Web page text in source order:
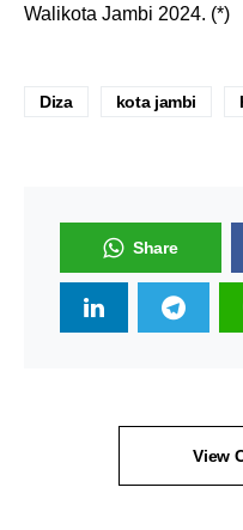
Walikota Jambi 2024. (*)
Diza kota jambi
Share
View